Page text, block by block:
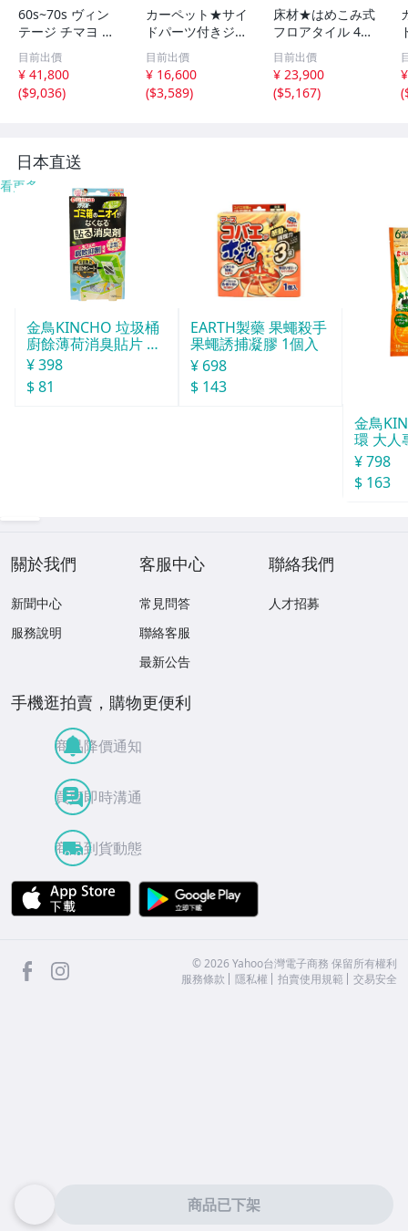
商品已下架
60s~70s ヴィン
テージ チマヨ ラ
グ / オルテガ ア
メリカ アンティ
ーク マット カー
ペット 絨毯 アン
9-506
目前出價
¥ 41,800
($9,036)
カーペット★サイ
ドパーツ付きジョ
イントマット 64
枚セット 大判60c
m 安心の低ホル
ムアルデヒド 防
目前出價
¥ 16,600
($3,589)
床材★はめこみ式
フロアタイル 48
枚セット 6畳/木
目調 フローリン
グ DIY 賃貸OK/防
炎 防水 抗菌 床暖
目前出價
¥ 23,900
($5,167)
(
日本直送
看更多
金鳥KINCHO 垃圾桶
廚餘薄荷消臭貼片 約
30天分
¥ 398
$ 81
EARTH製藥 果蠅殺手
果蠅誘捕凝膠 1個入
¥ 698
$ 143
金鳥
環 大人
¥ 798
$ 163
關於我們
新聞中心
服務說明
客服中心
常見問答
聯絡客服
最新公告
聯絡我們
人才招募
手機逛拍賣，購物更便利
商品降價通知
買賣即時溝通
商品到貨動態
APP Store
facebook ©2026 Yahoo台灣電子商務 保留所有權利
服務條款
隱私權 拍賣使用規範 交易安全